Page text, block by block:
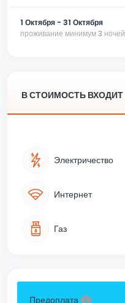
1 Октября - 31 Октября
проживание минимум 3 ночей
В СТОИМОСТЬ ВХОДИТ
Электричество
Интернет
Газ
Предоплата